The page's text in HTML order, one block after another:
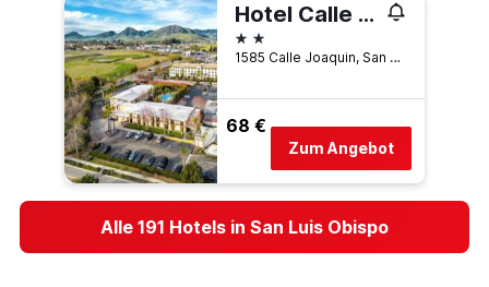
Hotel Calle Joaquin
2 Sterne
1585 Calle Joaquin, San Luis Obispo, CA, USA
68 €
Zum Angebot
Alle 191 Hotels in San Luis Obispo